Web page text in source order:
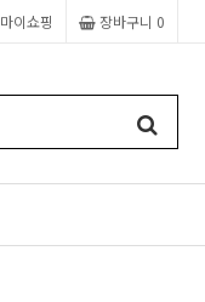
장바구니 0
마이쇼핑